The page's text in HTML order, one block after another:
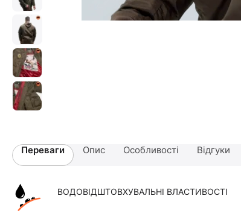
Переваги Опис Особливості Відгуки
ВОДОВІДШТОВХУВАЛЬНІ ВЛАСТИВОСТІ